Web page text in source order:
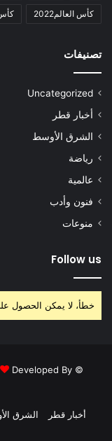
كأس العالم2022 كأس
تصنيفات
Uncategorized
أخبار قطر
الشرق الأوسط
رياضة
عالمية
فنون وأدب
منوعات
Follow us
خطأ، لا يمكن الحصول
© Copyright 2026, All Rights Reserved |
Developed By
أخبار قطر
الشرق